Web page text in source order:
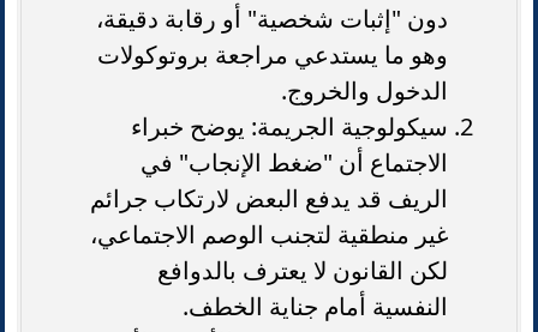
دون "إثبات شخصية" أو رقابة دقيقة،
وهو ما يستدعي مراجعة بروتوكولات
الدخول والخروج.
سيكولوجية الجريمة: يوضح خبراء
الاجتماع أن "ضغط الإنجاب" في
الريف قد يدفع البعض لارتكاب جرائم
غير منطقية لتجنب الوصم الاجتماعي،
لكن القانون لا يعترف بالدوافع
النفسية أمام جناية الخطف.